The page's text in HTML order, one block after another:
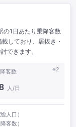
の1日あたり乗降客数
しており、居抜き・
できます。
※2
客数
人/日
人口）
客数）